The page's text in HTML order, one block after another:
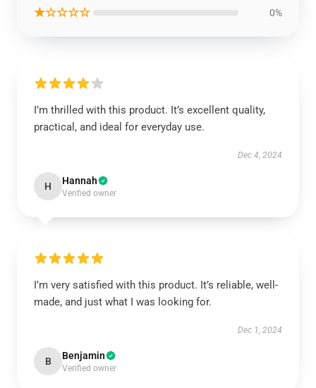
★☆☆☆☆ 0%
I’m thrilled with this product. It’s excellent quality,
practical, and ideal for everyday use.
Dec 4, 2024
H Hannah
Verified owner
I’m very satisfied with this product. It’s reliable, well-
made, and just what I was looking for.
Dec 1, 2024
B Benjamin
Verified owner